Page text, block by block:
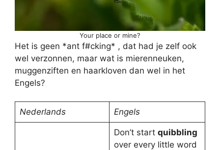
Your place or mine?
Het is geen *ant f#cking* , dat had je zelf ook
wel verzonnen, maar wat is mierenneuken,
muggenziften en haarkloven dan wel in het
Engels?
Nederlands Engels
Don’t start quibbling
over every little word